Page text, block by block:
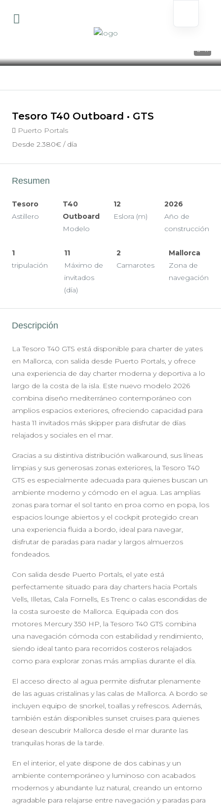
11
Tesoro T40 Outboard • GTS
Puerto Portals
Desde 2.380€ / día
Resumen
Tesoro
Astillero
T40
Outboard
Modelo
12
Eslora (m)
2026
Año de
construcción
1
tripulación
11
Máximo de
invitados
(día)
2
Camarotes
Mallorca
Zona de
navegación
Descripción
La Tesoro T40 GTS está disponible para charter de yates
en Mallorca, con salida desde Puerto Portals, y ofrece
una experiencia de day charter moderna y deportiva a lo
largo de la costa de la isla. Este nuevo modelo 2026
combina diseño mediterráneo contemporáneo con
amplios espacios exteriores, ofreciendo capacidad para
hasta 11 invitados más skipper para disfrutar de días
relajados y sociales en el mar.
Gracias a su distintiva distribución walkaround, sus líneas
limpias y sus generosas zonas exteriores, la Tesoro T40
GTS es especialmente adecuada para quienes buscan un
ambiente moderno y cómodo en el agua. Las amplias
zonas para tomar el sol tanto en proa como en popa, los
espacios lounge abiertos y el cockpit protegido crean
una experiencia fluida a bordo, ideal para navegar,
disfrutar de paradas para nadar y largos almuerzos
fondeados.
Con salida desde Puerto Portals, el yate está
perfectamente situado para day charters hacia Portals
Vells, Illetas, Cala Fornells, Es Trenc o calas escondidas de
la costa suroeste de Mallorca. Equipada con dos
motores Mercury 350 HP, la Tesoro T40 GTS combina
una navegación cómoda con estabilidad y rendimiento,
siendo ideal tanto para recorridos costeros relajados
como para explorar zonas más amplias durante el día.
El acceso directo al agua permite disfrutar plenamente
de las aguas cristalinas y las calas de Mallorca. A bordo se
incluyen equipo de snorkel, toallas y refrescos. Además,
también están disponibles sunset cruises para quienes
desean descubrir Mallorca desde el mar durante las
tranquilas horas de la tarde.
En el interior, el yate dispone de dos cabinas y un
ambiente contemporáneo y luminoso con acabados
modernos y abundante luz natural, creando un entorno
agradable para relajarse entre navegación y paradas para